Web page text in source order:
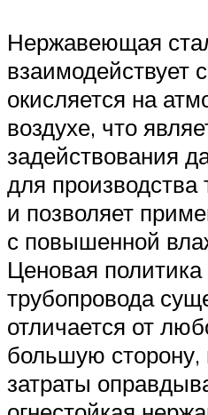
Нержавеющая
взаимодействует
окисляется на
воздухе, что
задействования
для
и позволяет
с повышенной
Ценовая политика
трубопровода
отличается от
большую сторону,
затраты